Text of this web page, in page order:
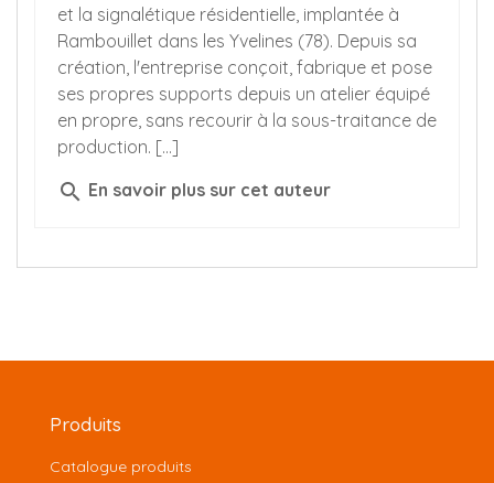
et la signalétique résidentielle, implantée à
Rambouillet dans les Yvelines (78). Depuis sa
création, l'entreprise conçoit, fabrique et pose
ses propres supports depuis un atelier équipé
en propre, sans recourir à la sous-traitance de
production. [...]
search En savoir plus sur cet auteur
Produits
Catalogue produits